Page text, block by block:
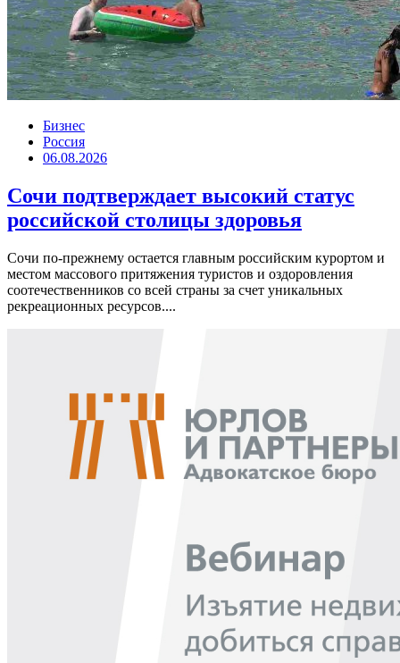
Бизнес
Россия
06.08.2026
Сочи подтверждает высокий статус
российской столицы здоровья
Сочи по-прежнему остается главным российским курортом и
местом массового притяжения туристов и оздоровления
соотечественников со всей страны за счет уникальных
рекреационных ресурсов....